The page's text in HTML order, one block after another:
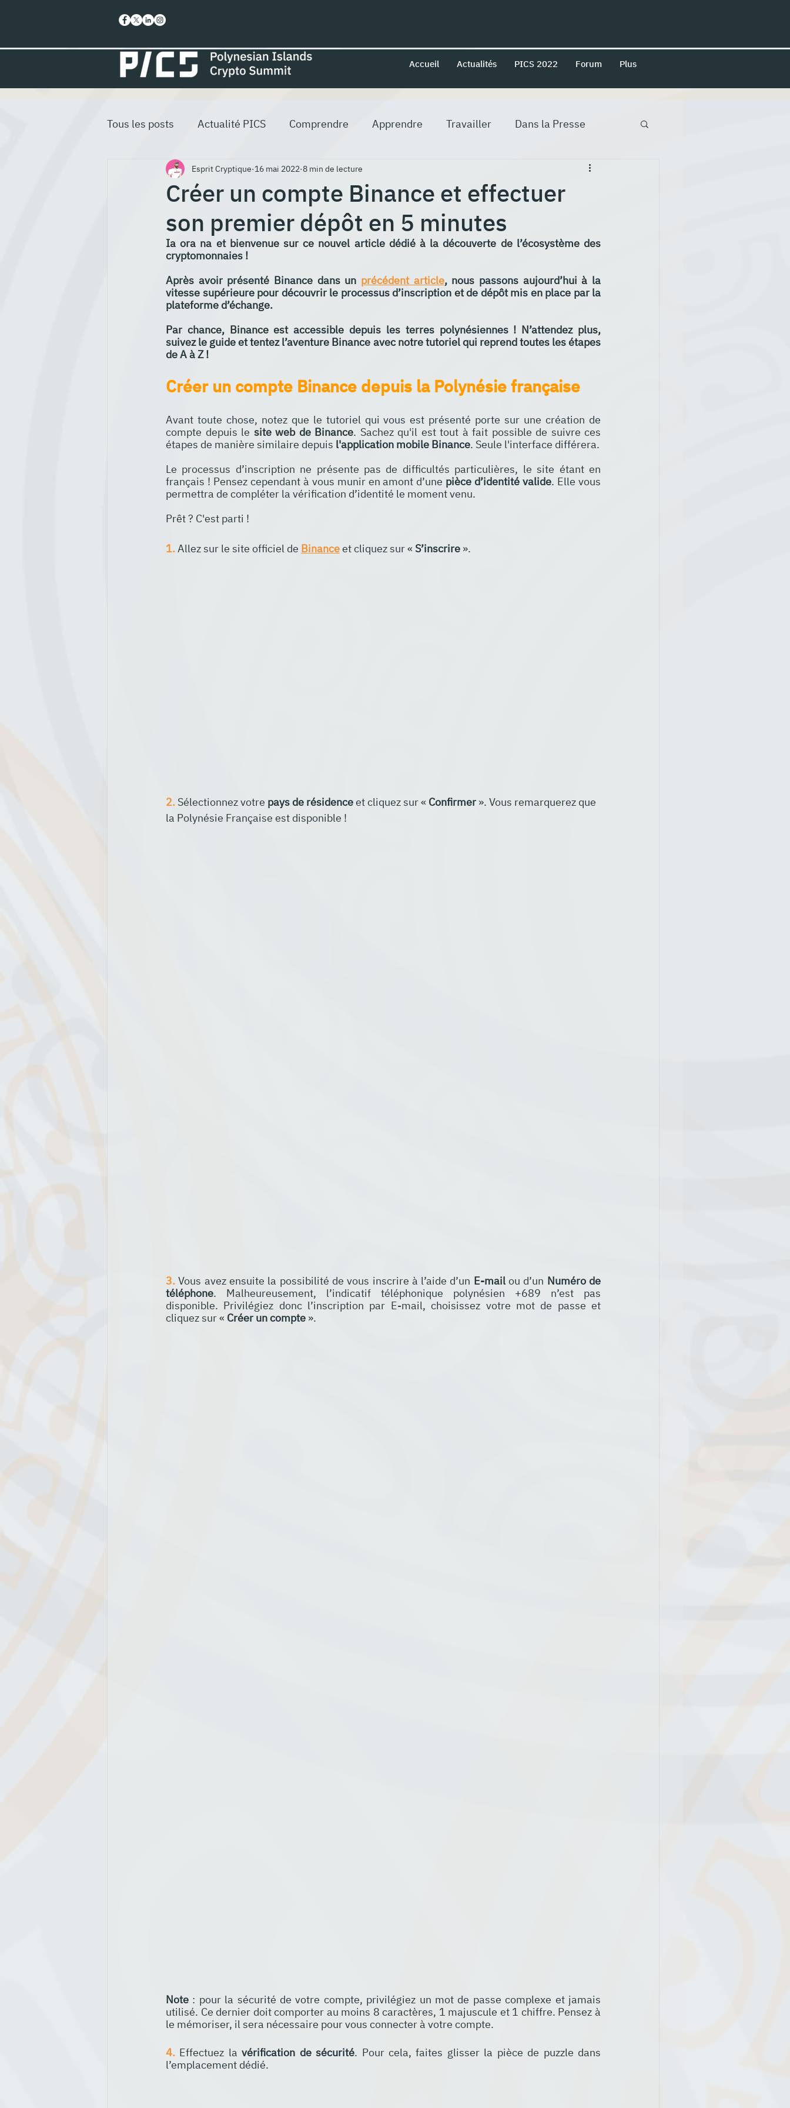
Tous les posts Actualité PICS Comprendre Apprendre Travailler Dans la Presse
Créer un compte Binance et effectuer
son premier dépôt en 5 minutes
Esprit Cryptique 16 mai 2022 8 min de lecture
Ia ora na et bienvenue sur ce nouvel article dédié à la découverte de l’écosystème des
cryptomonnaies !
Après avoir présenté Binance dans un précédent article, nous passons aujourd’hui à la
vitesse supérieure pour découvrir le processus d’inscription et de dépôt mis en place par la
plateforme d’échange.
Par chance, Binance est accessible depuis les terres polynésiennes ! N’attendez plus,
suivez le guide et tentez l’aventure Binance avec notre tutoriel qui reprend toutes les étapes
de A à Z !
Créer un compte Binance depuis la Polynésie française
Avant toute chose, notez que le tutoriel qui vous est présenté porte sur une création de
compte depuis le site web de Binance. Sachez qu'il est tout à fait possible de suivre ces
étapes de manière similaire depuis l'application mobile Binance. Seule l'interface différera.
Le processus d’inscription ne présente pas de difficultés particulières, le site étant en
français ! Pensez cependant à vous munir en amont d’une pièce d’identité valide. Elle vous
permettra de compléter la vérification d’identité le moment venu.
Prêt ? C'est parti !
1. Allez sur le site officiel de Binance et cliquez sur « S’inscrire ».
2. Sélectionnez votre pays de résidence et cliquez sur « Confirmer ». Vous remarquerez que
la Polynésie Française est disponible !
3. Vous avez ensuite la possibilité de vous inscrire à l’aide d’un E-mail ou d’un Numéro de
téléphone. Malheureusement, l’indicatif téléphonique polynésien +689 n’est pas
disponible. Privilégiez donc l’inscription par E-mail, choisissez votre mot de passe et
cliquez sur « Créer un compte ».
Note : pour la sécurité de votre compte, privilégiez un mot de passe complexe et jamais
utilisé. Ce dernier doit comporter au moins 8 caractères, 1 majuscule et 1 chiffre. Pensez à
le mémoriser, il sera nécessaire pour vous connecter à votre compte.
4. Effectuez la vérification de sécurité. Pour cela, faites glisser la pièce de puzzle dans
l’emplacement dédié.
Accueil Actualités PICS 2022 Forum Plus